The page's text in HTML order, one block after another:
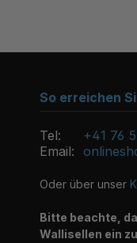
So erreichen
Tel:
+41 76
Email:
Oder über unser
Bitte beachte,
Wallisellen ein